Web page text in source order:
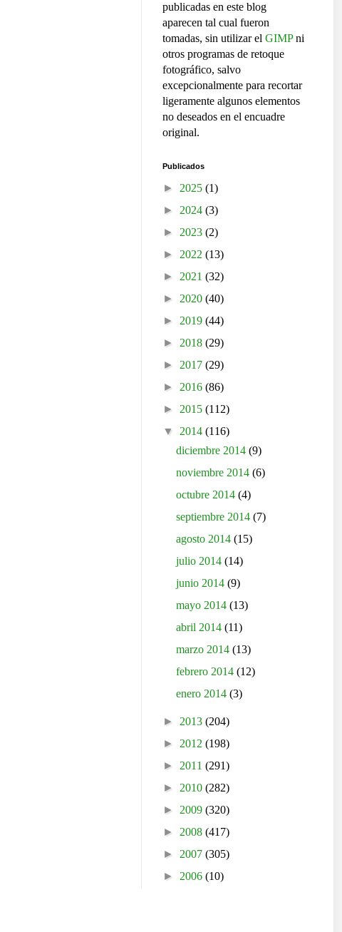
publicadas en este blog
aparecen tal cual fueron
tomadas, sin utilizar el GIMPni
otros programas de retoque
fotográfico, salvo
excepcionalmente para recortar
ligeramente algunos elementos
no deseados en el encuadre
original.
Publicados
► 2025 (1)
► 2024 (3)
► 2023 (2)
► 2022 (13)
► 2021 (32)
► 2020 (40)
► 2019 (44)
► 2018 (29)
► 2017 (29)
► 2016 (86)
► 2015 (112)
▼ 2014 (116)
diciembre 2014(9)
noviembre 2014(6)
octubre 2014(4)
septiembre 2014(7)
agosto 2014(15)
julio 2014(14)
junio 2014(9)
mayo 2014(13)
abril 2014(11)
marzo 2014(13)
febrero 2014(12)
enero 2014(3)
► 2013 (204)
► 2012 (198)
► 2011 (291)
► 2010 (282)
► 2009 (320)
► 2008 (417)
► 2007 (305)
► 2006 (10)